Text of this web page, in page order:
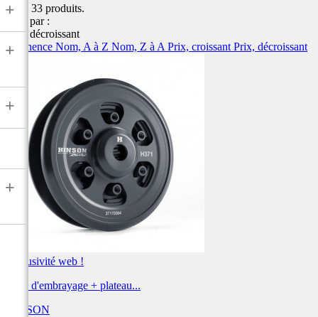
+
+
+
+
Il y a 33 produits.
Trier par :
Prix, décroissant
Pertinence Nom, A à Z Nom, Z à A Prix, croissant Prix, décroissant
Exclusivité web !
Noix d'embrayage + plateau...
HINSON